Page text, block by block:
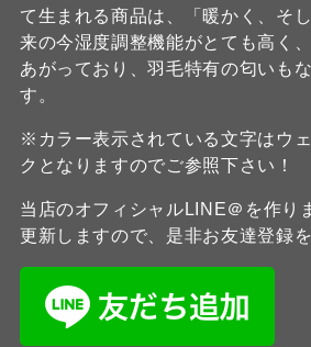
て生まれる商品は、「暖かく、そ
来の今湿度調整機能がとても高く
あがっており、羽毛特有の匂いも
す。
※カラー表示されている文字はウ
クとなりますのでご参照下さい！
当店のオフィシャルLINE＠を作り
更新しますので、是非お友達登録